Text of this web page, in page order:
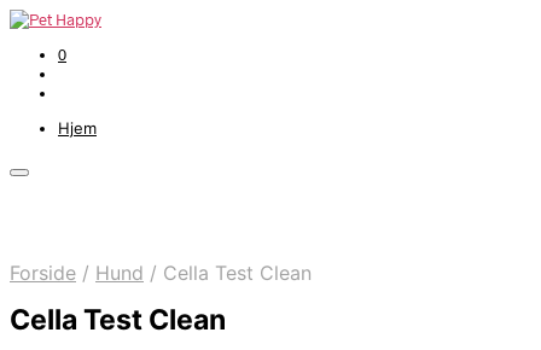
0
Hjem
Forside / Hund / Cella Test Clean
Cella Test Clean